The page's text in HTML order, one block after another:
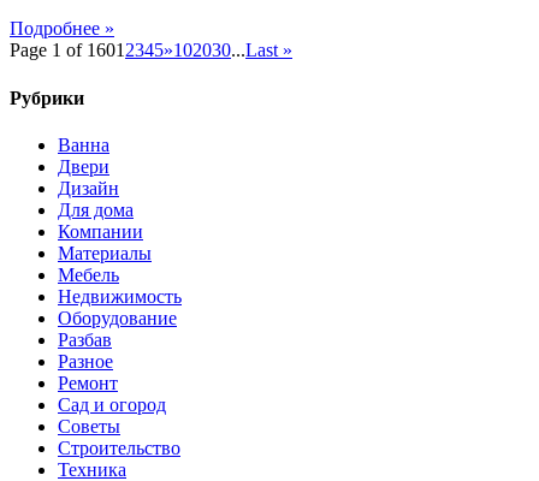
Подробнее »
Page 1 of 1601 2345»102030...Last »
Рубрики
Ванна
Двери
Дизайн
Для дома
Компании
Материалы
Мебель
Недвижимость
Оборудование
Разбав
Разное
Ремонт
Сад и огород
Советы
Строительство
Техника